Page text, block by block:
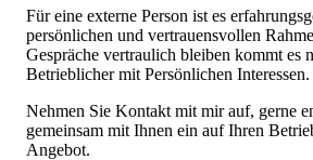
Für eine externe Person ist es
persönlichen und vertrauensvollen
Gespräche vertraulich bleiben kommt es
Betrieblicher mit Persönlichen Interessen.
Nehmen Sie Kontakt mit mir auf, gerne
gemeinsam mit Ihnen ein auf Ihren
Angebot.